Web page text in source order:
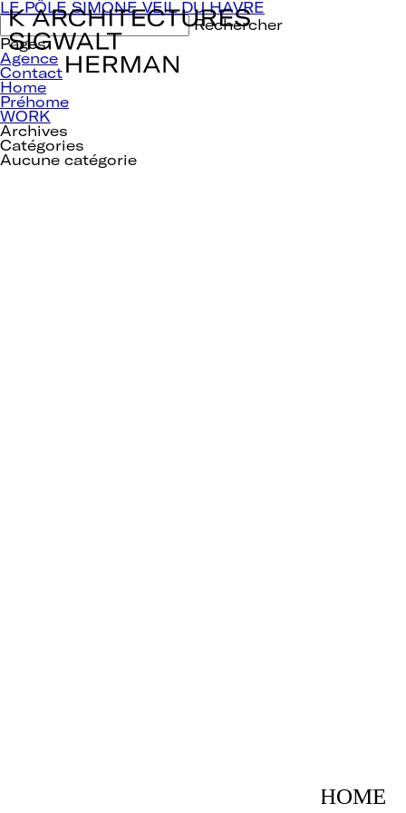
Navigation
de
l’article
LE PÔLE SIMONE VEIL DU HAVRE
Rechercher :
Pages
Agence
Contact
Home
Préhome
WORK
Archives
Catégories
Aucune catégorie